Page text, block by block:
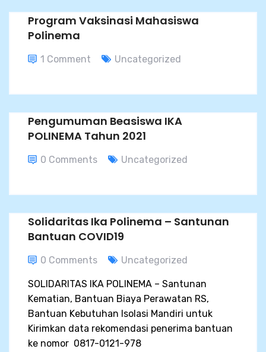
Program Vaksinasi Mahasiswa
Polinema
1 Comment Uncategorized
Pengumuman Beasiswa IKA
POLINEMA Tahun 2021
0 Comments Uncategorized
Solidaritas Ika Polinema – Santunan
Bantuan COVID19
0 Comments Uncategorized
SOLIDARITAS IKA POLINEMA – Santunan
Kematian, Bantuan Biaya Perawatan RS,
Bantuan Kebutuhan Isolasi Mandiri untuk
Kirimkan data rekomendasi penerima bantuan
ke nomor 0817-0121-978